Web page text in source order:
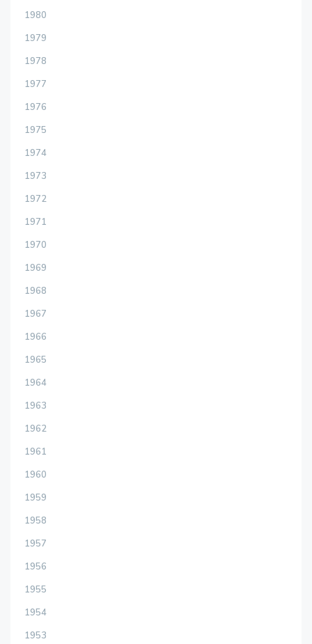
1980
1979
1978
1977
1976
1975
1974
1973
1972
1971
1970
1969
1968
1967
1966
1965
1964
1963
1962
1961
1960
1959
1958
1957
1956
1955
1954
1953